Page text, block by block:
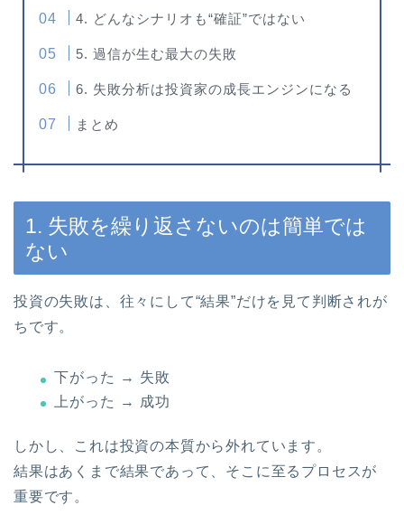
4. どんなシナリオも“確証”ではない
5. 過信が生む最大の失敗
6. 失敗分析は投資家の成長エンジンになる
まとめ
1. 失敗を繰り返さないのは簡単では
ない
投資の失敗は、往々にして“結果”だけを見て判断されが
ちです。
下がった → 失敗
上がった → 成功
しかし、これは投資の本質から外れています。
結果はあくまで結果であって、そこに至るプロセスが
重要です。